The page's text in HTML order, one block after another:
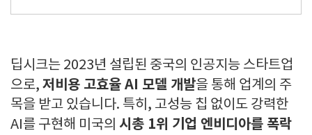
딥시크는 2023년 설립된 중국의 인공지능 스타트업
으로, 저비용 고효율 AI 모델 개발을 통해 업계의 주
목을 받고 있습니다. 특히, 고성능 칩 없이도 강력한
AI를 구현해 미국의 시총 1위 기업 엔비디아를 폭락